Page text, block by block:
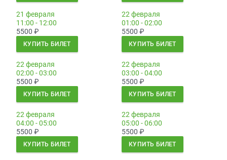
21 февраля
11:00 - 12:00
5500 ₽
КУПИТЬ БИЛЕТ
22 февраля
01:00 - 02:00
5500 ₽
КУПИТЬ БИЛЕТ
22 февраля
02:00 - 03:00
5500 ₽
КУПИТЬ БИЛЕТ
22 февраля
03:00 - 04:00
5500 ₽
КУПИТЬ БИЛЕТ
22 февраля
04:00 - 05:00
5500 ₽
КУПИТЬ БИЛЕТ
22 февраля
05:00 - 06:00
5500 ₽
КУПИТЬ БИЛЕТ